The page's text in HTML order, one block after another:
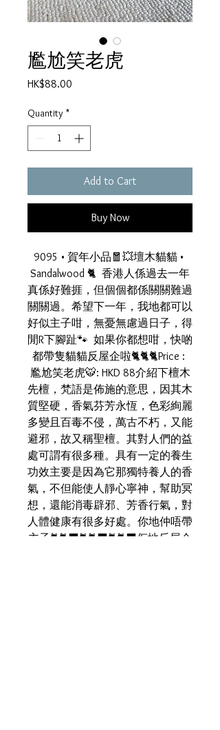
尷尬笑老虎
HK$88.00
Quantity *
Add to Cart
Buy Now
9095 • 賀年小品🧧💥壇木貓貓 •
Sandalwood 🐈  香港人係過去一年
真係好難捱，但個個都係關關難過
關關過。希望下一年，我地都可以
好似主子咁，無憂無慮過日子，得
閒R下腳趾🐾  如果你都想咁，快啲
都帶隻貓貓反屋企啦🐈🐈🐈Price :
尷尬笑老虎🐯: HKD 88介紹下檀木
先檀，梵語是佈施的意思，因其木
質堅硬，香氣芬芳永恆，色彩絢麗
多變且百毒不侵，萬古不朽，又能
避邪，故又稱聖檀。其對人們的益
處可謂有很多種。具有一定的養生
功效主要是因為它那獨特養人的香
氣，不但能使人靜心寧神，幫助冥
想，還能消毒辟邪、芳香行氣，對
人體健康有很多好處。你地仲唔帶
主子🐈🐈‍⬛🐈🐈‍⬛🐈🐈‍⬛佢地反屋企